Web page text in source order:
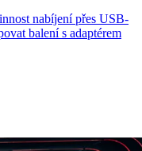
nabíjení přes USB-
balení s adaptérem